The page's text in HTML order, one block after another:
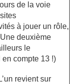
de la voie
à jouer un rôle,
deuxième
le
compte 13 !)
revient sur